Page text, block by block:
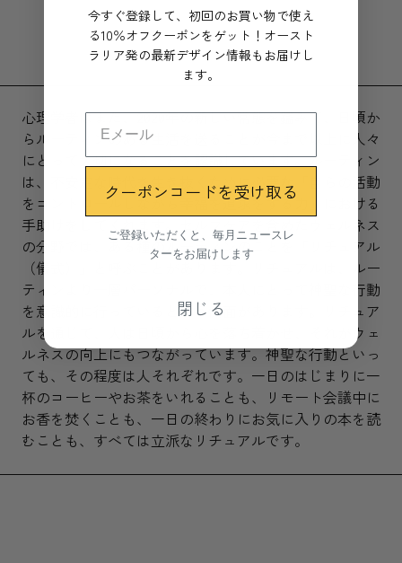
心理学者はまた、2020年の新しい常態を鑑みて、日頃か
らルーティンのある生活を送ることが今まで以上に人々
にとって大切になることを認識しています。ルーティン
は、不安定な時代を生き抜くために必要な「自らの活動
をコントロールしながら幸福を追求をする力」における
手助けをしてくれます。セルフケアを含めたウェルネス
の分野では、ある種のルーティンのことを「リチュアル
（儀式）」と呼ぶことがあります。リチュアルは、ルー
ティンより一層パーソナルで、本人にとって神聖な行動
を意識的に行っているという側面があります。リチュア
ルを通じて、人は日頃から心を落ち着かせ、それがウェ
ルネスの向上にもつながっています。神聖な行動といっ
ても、その程度は人それぞれです。一日のはじまりに一
杯のコーヒーやお茶をいれることも、リモート会議中に
お香を焚くことも、一日の終わりにお気に入りの本を読
むことも、すべては立派なリチュアルです。
今すぐ登録して、初回のお買い物で使え
る10％オフクーポンをゲット！オースト
ラリア発の最新デザイン情報もお届けし
ます。
クーポンコードを受け取る
ご登録いただくと、毎月ニュースレ
ターをお届けします
閉じる